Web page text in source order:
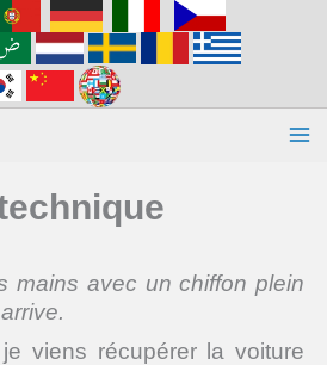
mains avec un chiffon plein
viens récupérer la voiture